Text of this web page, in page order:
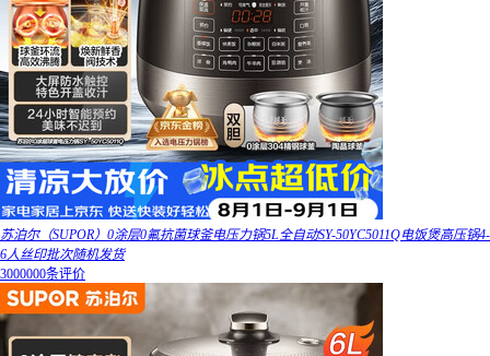
苏泊尔（SUPOR）0涂层0氟抗菌球釜电压力锅5L全自动SY-50YC5011Q电饭煲高压锅4-
6人丝印批次随机发货
3000000条评价